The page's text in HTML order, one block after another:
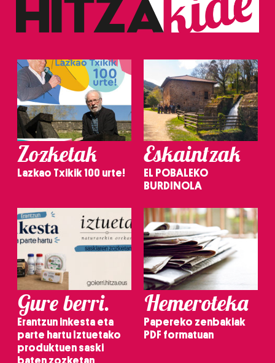
Zozketak
Lazkao Txikik 100 urte!
Eskaintzak
EL POBALEKO
BURDINOLA
Gure berri.
Erantzun inkesta eta
parte hartu Iztuetako
produktuen saski
baten zozketan
Hemeroteka
Papereko zenbakiak
PDF formatuan